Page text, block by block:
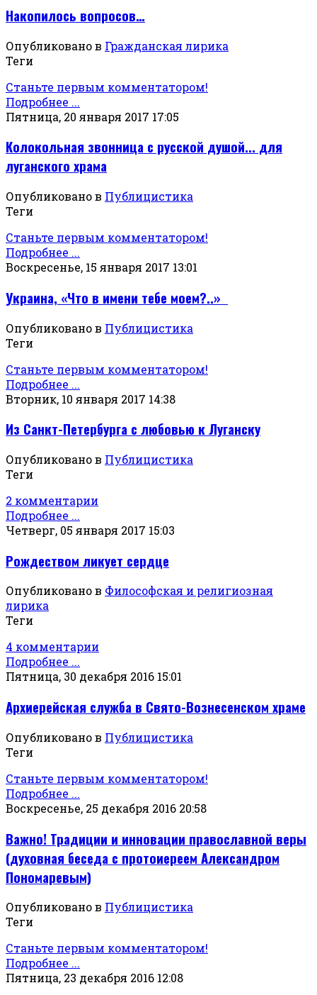
Накопилось вопросов…
Опубликовано в Гражданская лирика
Теги
Станьте первым комментатором!
Подробнее ...
Пятница, 20 января 2017 17:05
Колокольная звонница с русской душой... для
луганского храма
Опубликовано в Публицистика
Теги
Станьте первым комментатором!
Подробнее ...
Воскресенье, 15 января 2017 13:01
Украина, «Что в имени тебе моем?..»
Опубликовано в Публицистика
Теги
Станьте первым комментатором!
Подробнее ...
Вторник, 10 января 2017 14:38
Из Санкт-Петербурга с любовью к Луганску
Опубликовано в Публицистика
Теги
2 комментарии
Подробнее ...
Четверг, 05 января 2017 15:03
Рождеством ликует сердце
Опубликовано в Философская и религиозная
лирика
Теги
4 комментарии
Подробнее ...
Пятница, 30 декабря 2016 15:01
Архиерейская служба в Свято-Вознесенском храме
Опубликовано в Публицистика
Теги
Станьте первым комментатором!
Подробнее ...
Воскресенье, 25 декабря 2016 20:58
Важно! Традиции и инновации православной веры
(духовная беседа с протоиереем Александром
Пономаревым)
Опубликовано в Публицистика
Теги
Станьте первым комментатором!
Подробнее ...
Пятница, 23 декабря 2016 12:08